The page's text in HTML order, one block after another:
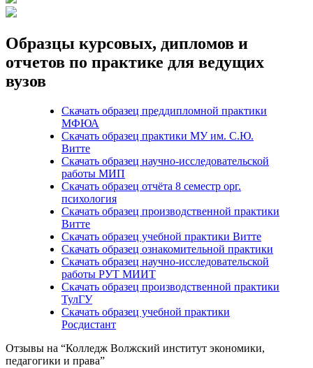
Образцы курсовых, дипломов и
отчетов по практике для ведущих
вузов
Скачать образец преддипломной практики
МФЮА
Скачать образец практики МУ им. С.Ю.
Витте
Скачать образец научно-исследовательской
работы МИП
Скачать образец отчёта 8 семестр орг.
психология
Скачать образец производственной практики
Витте
Скачать образец учебной практики Витте
Скачать образец ознакомительной практики
Скачать образец научно-исследовательской
работы РУТ МИИТ
Скачать образец производственной практики
ТулГУ
Скачать образец учебной практики
Росдистант
Отзывы на “Колледж Волжский институт экономики,
педагогики и права”